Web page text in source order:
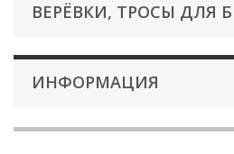
ВЕРЁВКИ, ТРОСЫ ДЛЯ
ИНФОРМАЦИЯ